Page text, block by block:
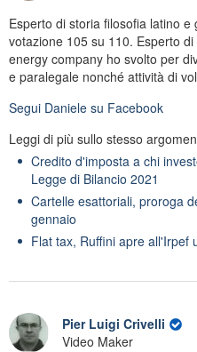
Esperto di storia filosofia latino
votazione 105 su 110. Esperto
energy company ho svolto per
e paralegale nonché attività di
Segui Daniele su Facebook
Leggi di più sullo stesso
Credito d'imposta a chi
Legge di Bilancio 2021
Cartelle esattoriali, proroga
gennaio
Flat tax, Ruffini apre all'Irpef
Pier Luigi Crivelli
Video Maker